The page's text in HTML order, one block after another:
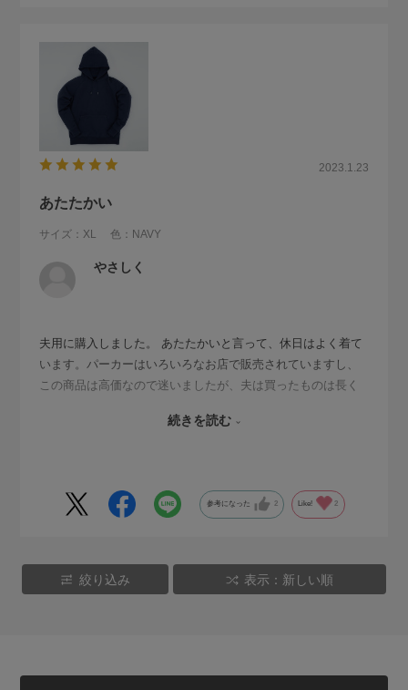
2023.1.23
あたたかい
サイズ：XL 色：NAVY
やさしく
夫用に購入しました。 あたたかいと言って、休日はよく着て
います。パーカーはいろいろなお店で販売されていますし、
この商品は高価なので迷いましたが、夫は買ったものは長く
てくれているので、買ってよかったです。きっと大切にして
続きを読む
参考になった 2 Like! 2
絞り込み 表示：新しい順